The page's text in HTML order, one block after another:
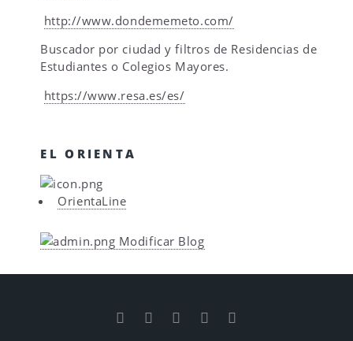
http://www.dondememeto.com/
Buscador por ciudad y filtros de Residencias de
Estudiantes o Colegios Mayores.
https://www.resa.es/es/
EL ORIENTA
OrientaLine
Modificar Blog